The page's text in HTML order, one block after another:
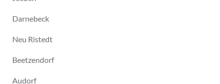
Darnebeck
Neu Ristedt
Beetzendorf
Audorf